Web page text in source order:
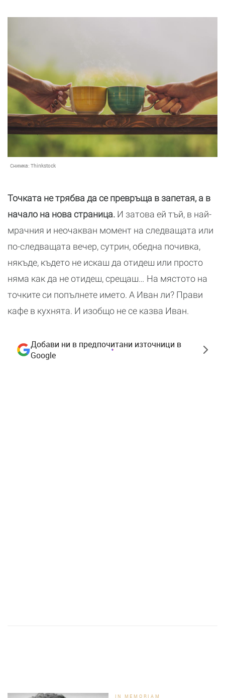
Снимка: Thinkstock
Точката не трябва да се превръща в запетая, а в
начало на нова страница. И затова ей тъй, в най-
мрачния и неочакван момент на следващата или
по-следващата вечер, сутрин, обедна почивка,
някъде, където не искаш да отидеш или просто
няма как да не отидеш, срещаш… На мястото на
точките си попълнете името. А Иван ли? Прави
кафе в кухнята. И изобщо не се казва Иван.
Добави ни в предпочитани източници в
Google
IN MEMORIAM